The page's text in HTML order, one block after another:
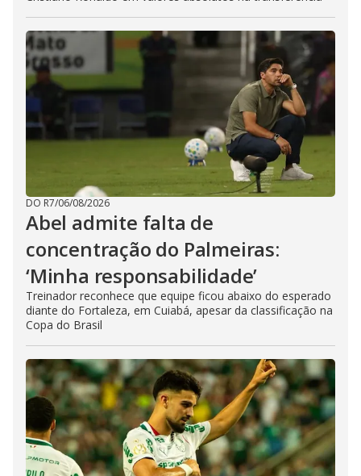
DO R7/06/08/2026
Abel admite falta de
concentração do Palmeiras:
‘Minha responsabilidade’
Treinador reconhece que equipe ficou abaixo do esperado
diante do Fortaleza, em Cuiabá, apesar da classificação na
Copa do Brasil